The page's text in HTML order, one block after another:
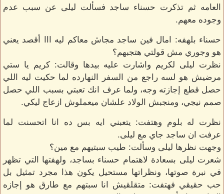
العامه ثم تذكرت حسناء ساجد فسألت ليلى عن سبب عدم
وجوده معهم.
حسناء بلهفه: امال فين ساجد مجاش معاكم ليه ااا أقصد يعني
هو وجوري مش قولتي هتجبهم؟
نظرت ليلى لكريم واشارت عليه بيدها وقالت: كريم يا ستي
مرضيش هو لسه راجع من السفر النهارده لما حكيت ليه اللي
حصل قطع إجازته وجه، ولما عرف انك تعبتي بسبب اللي حصل
صمم نيجي، ومنجبش الولاد علشان ميعملوش ازعاج ليكي.
نظرت له بلوم وهتفت: يتعبني ايه بس ده انا اتحسنت لما
عرفت ان ساجد جاي مع ليلى.
وجهت نظرها ليلى وسألت: طيب سبتيهم مع مين؟
شعرت ليلى بسعادة لاهتمام حسناء بساجد، ولهفتها التي تظهر
في نبرة صوتها، ونظراتها مستحيل يكون هذا مجرد تمثيل بل
حب حقيقي فهتفت: متقلقيش انا سبتهم مع طارق هو إجازه